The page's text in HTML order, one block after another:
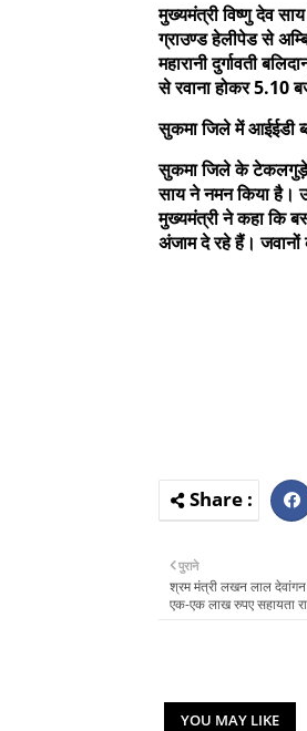
मुख्यमंत्री विष्णु देव
ग्राउण्ड हेलीपेड से
महारानी दुर्गावती
से रवाना होकर 5.10
सुकमा जिले में आईईडी
सुकमा जिले के टेकलगुड़ेम
साय ने नमन किया है।
मुख्यमंत्री ने कहा कि
अंजाम दे रहे हैं। जवानों
पुराने
श्रम मंत्री लखन लाल देवांगन
एक-एक लाख रुपए सहायता
YOU MAY LIKE